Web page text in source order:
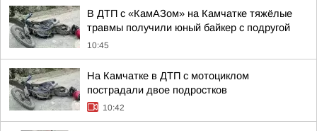
В ДТП с «КамАЗом» на Камчатке тяжёлые
травмы получили юный байкер с подругой
10:45
На Камчатке в ДТП с мотоциклом
пострадали двое подростков
10:42